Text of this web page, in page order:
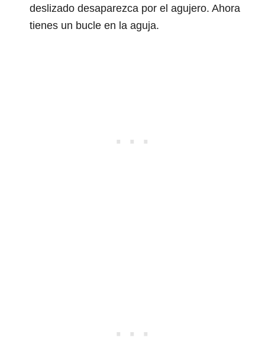
deslizado desaparezca por el agujero. Ahora
tienes un bucle en la aguja.